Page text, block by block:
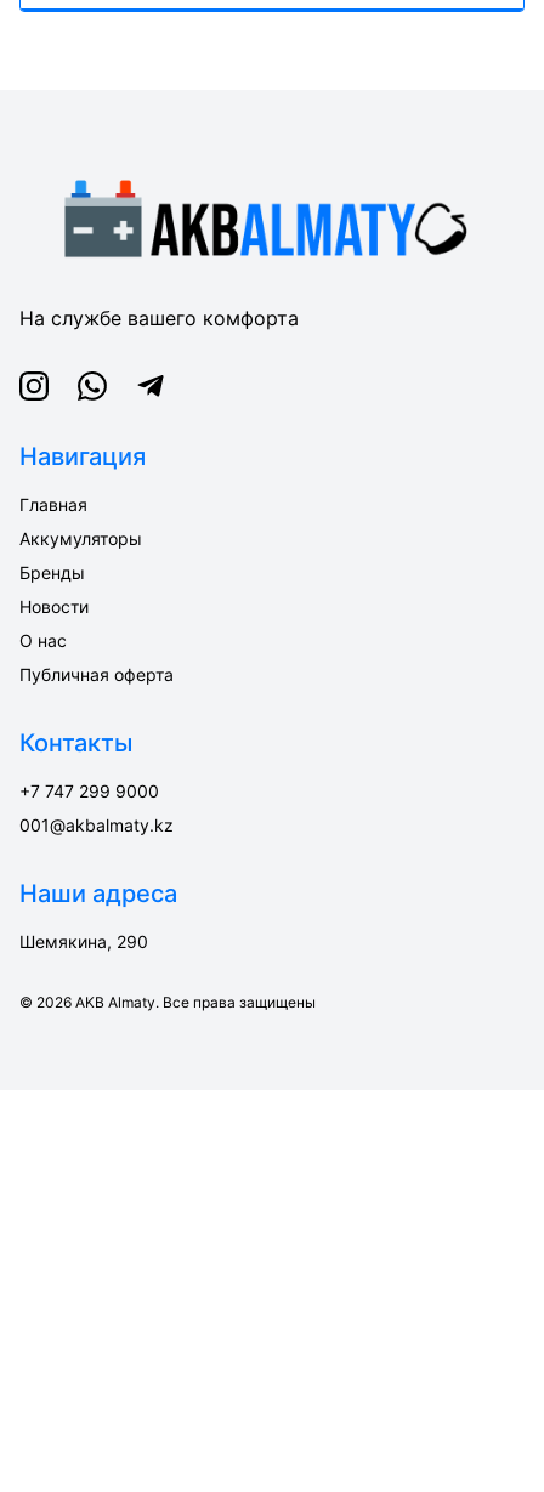
На службе вашего комфорта
InstagramWhatsappTelegram
Навигация
Главная
Аккумуляторы
Бренды
Новости
О нас
Публичная оферта
Контакты
+7 747 299 9000
001@akbalmaty.kz
Наши адреса
Шемякина, 290
© 2026 AKB Almaty. Все права защищены